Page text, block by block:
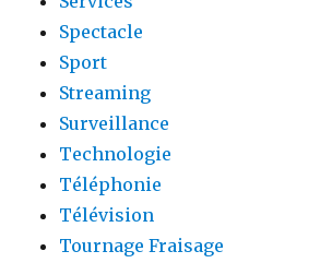
Spectacle
Sport
Streaming
Surveillance
Technologie
Téléphonie
Télévision
Tournage Fraisage